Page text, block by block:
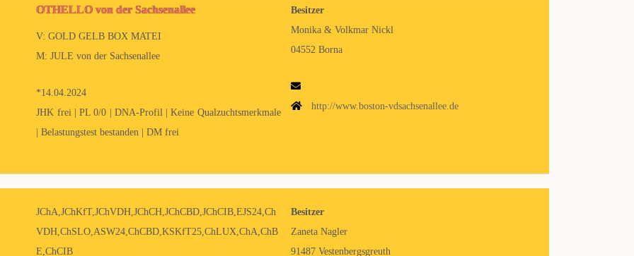
OTHELLO von der Sachsenallee
V: GOLD GELB BOX MATEI
M: JULE von der Sachsenallee
*14.04.2024
JHK frei | PL 0/0 | DNA-Profil | Keine Qualzuchtsmerkmale
| Belastungstest bestanden | DM frei
Besitzer
Monika & Volkmar Nickl
04552 Borna
http://www.boston-vdsachsenallee.de
JChA,JChKfT,JChVDH,JChCH,JChCBD,JChCIB,EJS24,Ch
VDH,ChSLO,ASW24,ChCBD,KSKfT25,ChLUX,ChA,ChB
E,ChCIB
Besitzer
Zaneta Nagler
91487 Vestenbergsgreuth